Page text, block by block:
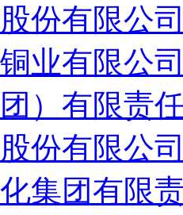
份有限公
业有限公
）有限责
份有限公
集团有限